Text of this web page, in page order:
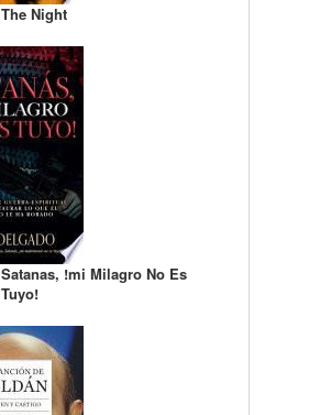
The Night
Satanas, !mi Milagro No Es
Tuyo!